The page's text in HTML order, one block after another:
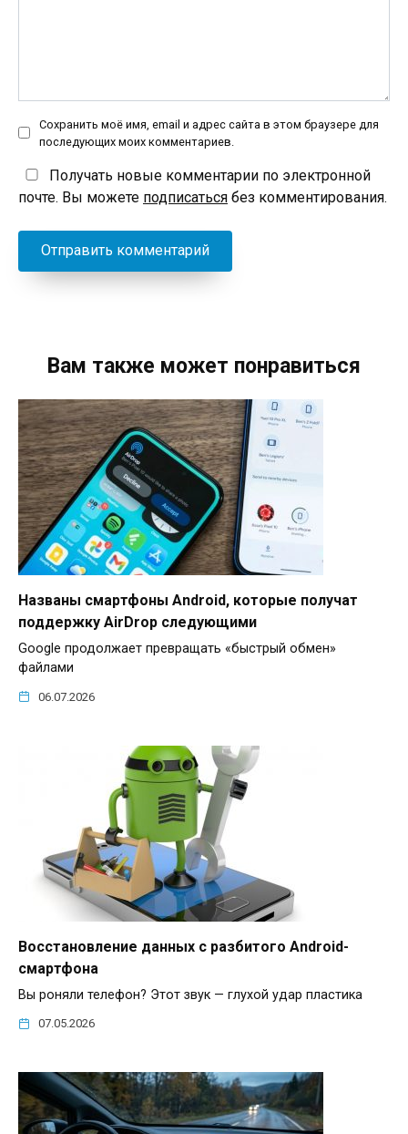
Сохранить моё имя, email и адрес сайта в этом браузере для
последующих моих комментариев.
Получать новые комментарии по электронной
почте. Вы можете подписаться без комментирования.
Вам также может понравиться
Названы смартфоны Android, которые получат
поддержку AirDrop следующими
Google продолжает превращать «быстрый обмен»
файлами
06.07.2026
Восстановление данных с разбитого Android-
смартфона
Вы роняли телефон? Этот звук — глухой удар пластика
07.05.2026